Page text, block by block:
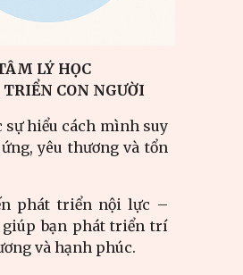
LÝ HỌC
CON NGƯỜI
sự hiểu cách mình suy
yêu thương và tổn
phát triển nội lực –
bạn phát triển trí
và hạnh phúc.